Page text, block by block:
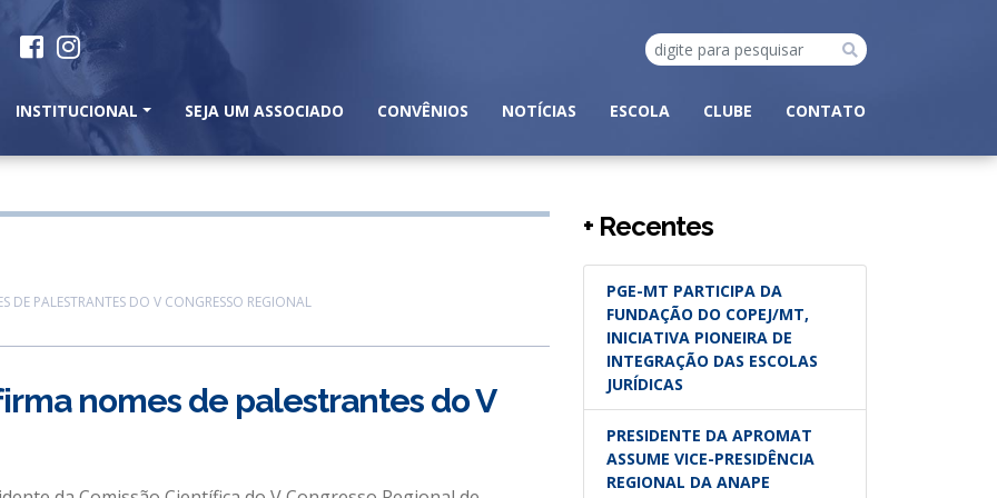
INSTITUCIONAL SEJA UM ASSOCIADO CONVÊNIOS NOTÍCIAS ESCOLA CLUBE CONTATO
DE PALESTRANTES DO V CONGRESSO REGIONAL
nomes de palestrantes do V
+ Recentes
PGE-MT PARTICIPA DA
FUNDAÇÃO DO COPEJ/MT,
INICIATIVA PIONEIRA DE
INTEGRAÇÃO DAS ESCOLAS
JURÍDICAS
PRESIDENTE DA APROMAT
ASSUME VICE-PRESIDÊNCIA
REGIONAL DA ANAPE